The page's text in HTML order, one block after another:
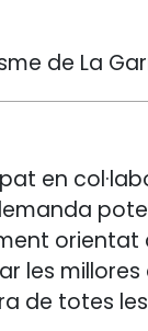
de La
en
orientat
les
de totes